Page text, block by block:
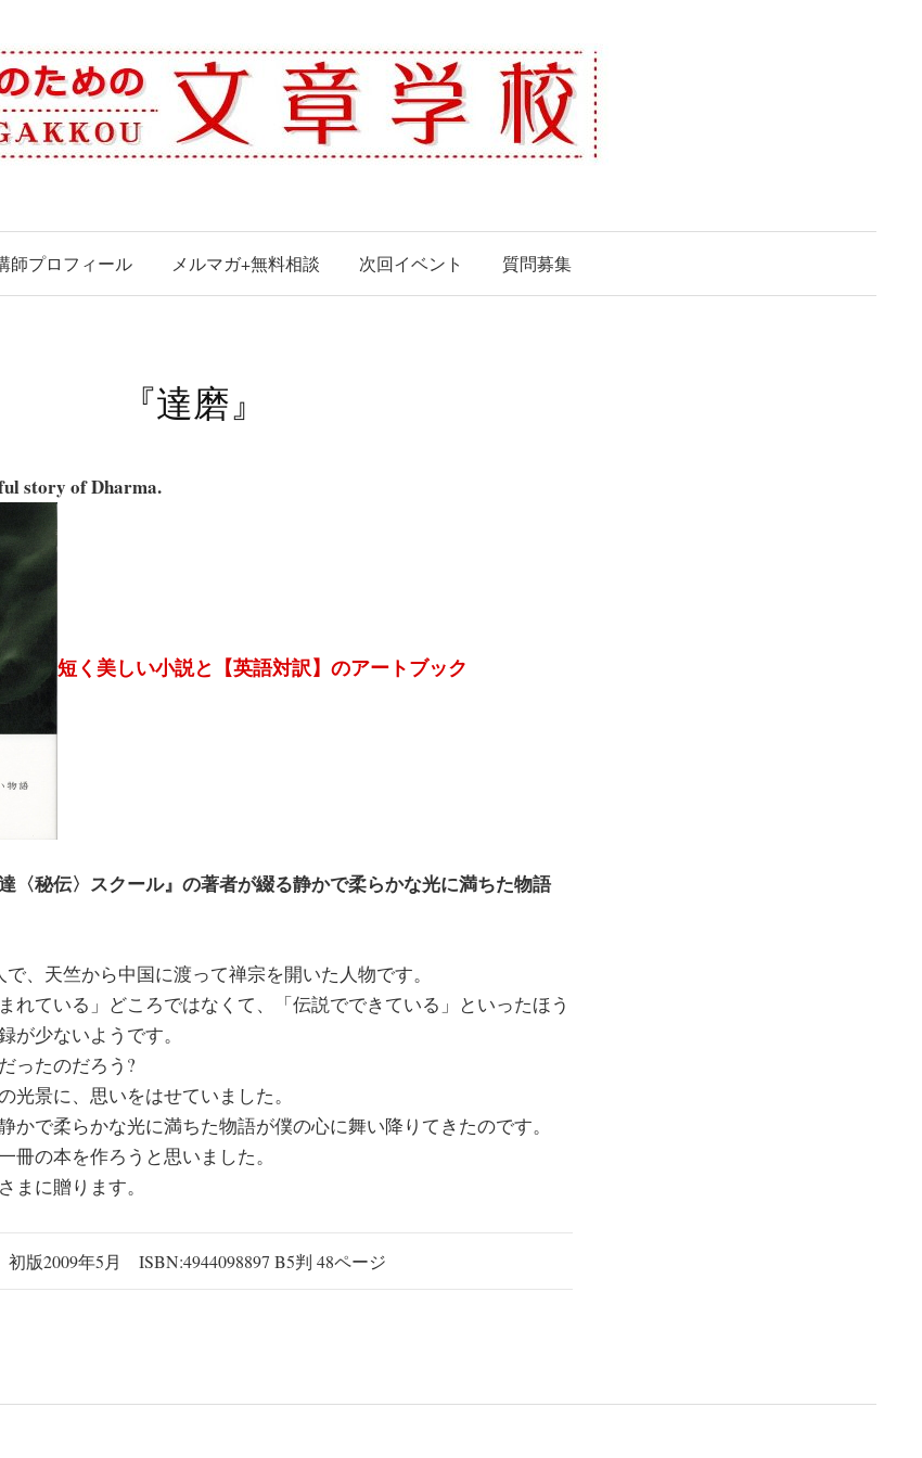
師プロフィール メルマガ+無料相談 次回イベント 質問募集
『達磨』
story of Dharma.
短く美しい小説と【英語対訳】のアートブック
〈秘伝〉スクール』の著者が綴る静かで柔らかな光に満ちた物語
、天竺から中国に渡って禅宗を開いた人物です。
れている」どころではなくて、「伝説でできている」といったほう
が少ないようです。
ったのだろう?
光景に、思いをはせていました。
かで柔らかな光に満ちた物語が僕の心に舞い降りてきたのです。
冊の本を作ろうと思いました。
まに贈ります。
版2009年5月 ISBN:4944098897 B5判 48ページ